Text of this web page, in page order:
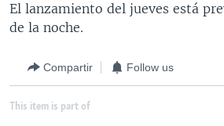
FORO [RADIO]
NOTA ECONÓMICA
ENTRETENIMIENTO
Idiomas
El lanzamiento del jueves está
de la noche.
Compartir Follow us
This item is part of